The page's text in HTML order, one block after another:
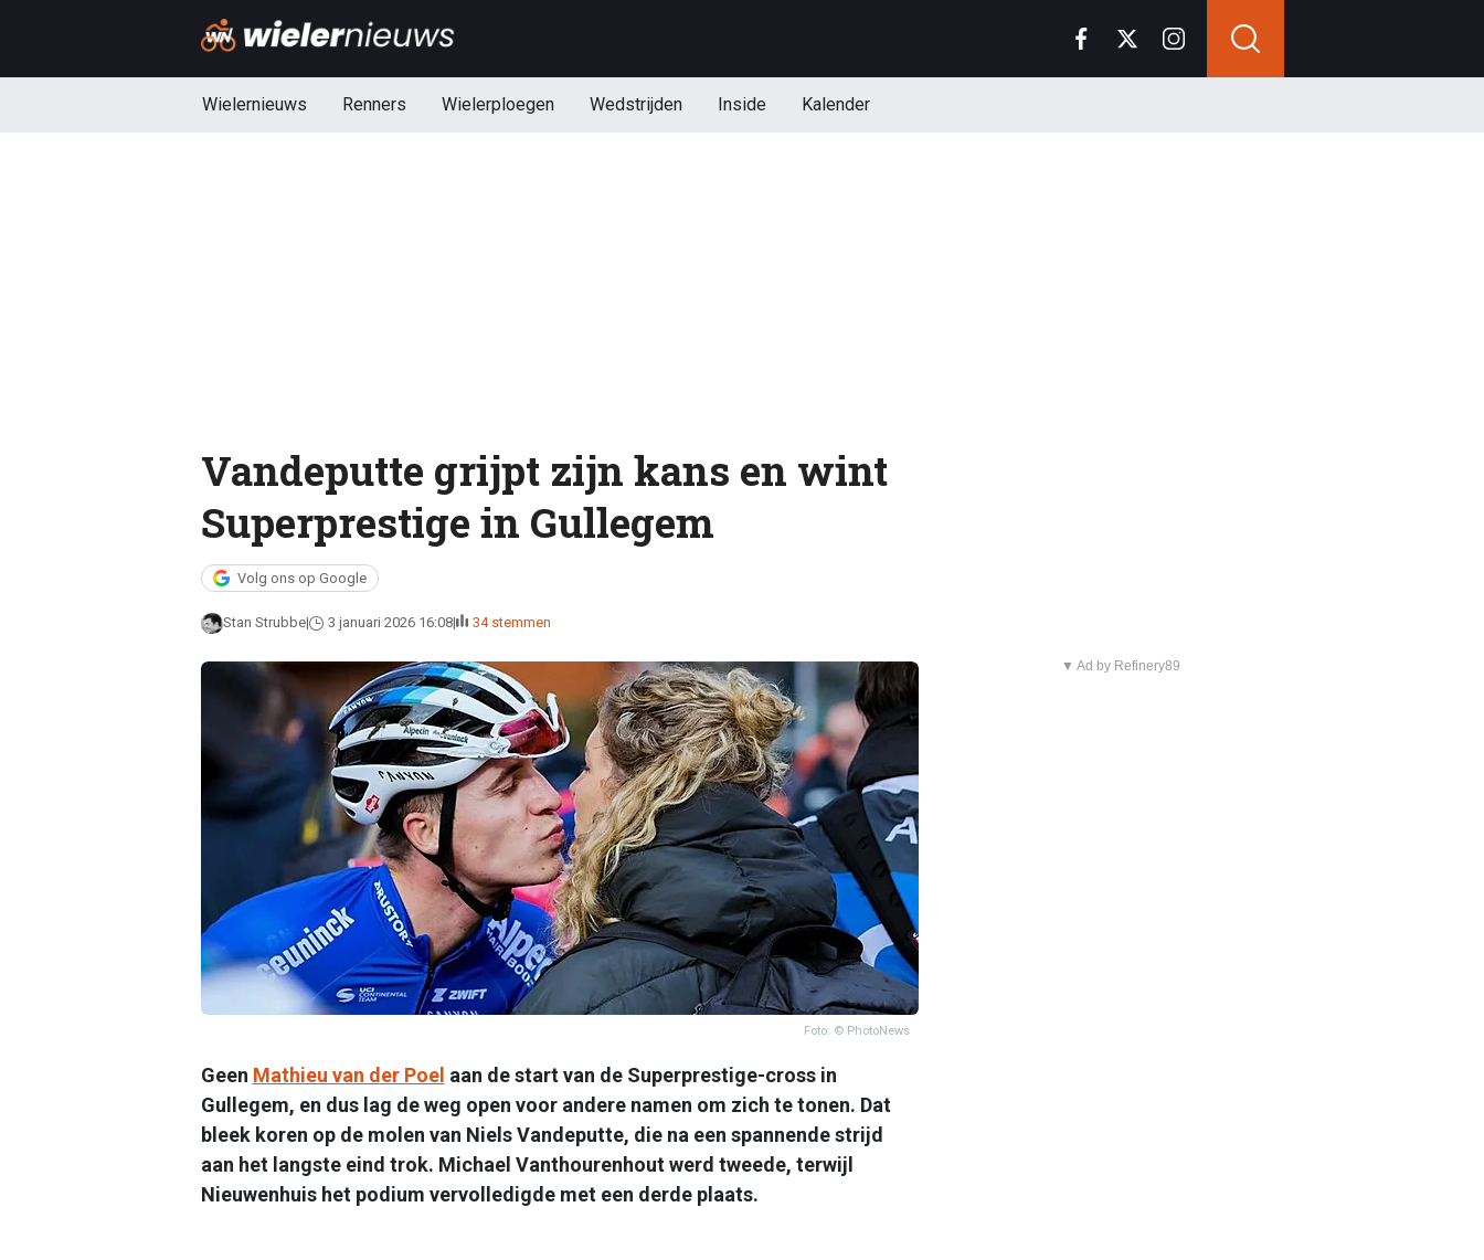
Wielernieuws Renners Wielerploegen Wedstrijden Inside Kalender
Vandeputte grijpt zijn kans en wint
Superprestige in Gullegem
Volg ons op Google
Stan Strubbe 3 januari 2026 16:08 34 stemmen
Foto: © PhotoNews
Geen Mathieu van der Poel aan de start van de Superprestige-cross in
Gullegem, en dus lag de weg open voor andere namen om zich te tonen. Dat
bleek koren op de molen van Niels Vandeputte, die na een spannende strijd
aan het langste eind trok. Michael Vanthourenhout werd tweede, terwijl
Nieuwenhuis het podium vervolledigde met een derde plaats.
▼ Ad by Refinery89